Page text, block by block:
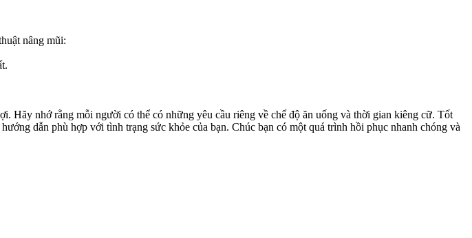
nâng mũi:
Hãy nhớ rằng mỗi người có thể có những yêu cầu riêng về chế độ ăn uống và thời gian kiêng cữ. Tốt
dẫn phù hợp với tình trạng sức khỏe của bạn. Chúc bạn có một quá trình hồi phục nhanh chóng và